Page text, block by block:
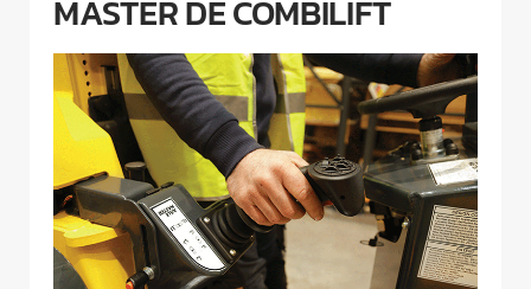
MASTER DE COMBILIFT